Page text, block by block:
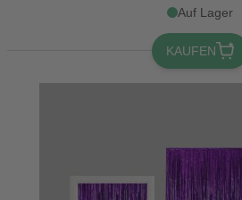
Auf Lager
KAUFEN